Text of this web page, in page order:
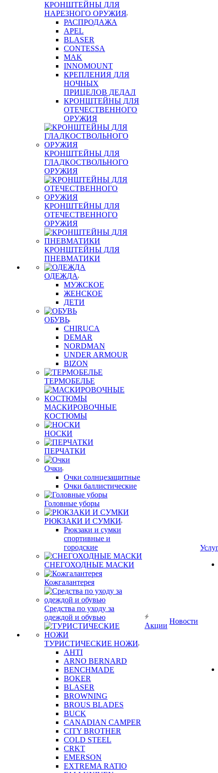
КРОНШТЕЙНЫ ДЛЯ
НАРЕЗНОГО ОРУЖИЯ
РАСПРОДАЖА
APEL
BLASER
CONTESSA
MAK
INNOMOUNT
КРЕПЛЕНИЯ ДЛЯ
НОЧНЫХ
ПРИЦЕЛОВ ДЕДАЛ
КРОНШТЕЙНЫ ДЛЯ
ОТЕЧЕСТВЕННОГО
ОРУЖИЯ
КРОНШТЕЙНЫ ДЛЯ
ГЛАДКОСТВОЛЬНОГО
ОРУЖИЯ
КРОНШТЕЙНЫ ДЛЯ
ОТЕЧЕСТВЕННОГО
ОРУЖИЯ
КРОНШТЕЙНЫ ДЛЯ
ПНЕВМАТИКИ
ОДЕЖДА
МУЖСКОЕ
ЖЕНСКОЕ
ДЕТИ
ОБУВЬ
CHIRUCA
DEMAR
NORDMAN
UNDER ARMOUR
BIZON
ТЕРМОБЕЛЬЕ
МАСКИРОВОЧНЫЕ
КОСТЮМЫ
НОСКИ
ПЕРЧАТКИ
Очки
Очки солнцезащитные
Очки баллистические
Головные уборы
РЮКЗАКИ И СУМКИ
Рюкзаки и сумки
спортивные и
городские
СНЕГОХОДНЫЕ МАСКИ
Кожгалантерея
Средства по уходу за
одеждой и обувью
ТУРИСТИЧЕСКИЕ НОЖИ
AHTI
ARNO BERNARD
BENCHMADE
BOKER
BLASER
BROWNING
BROUS BLADES
BUCK
CANADIAN CAMPER
CITY BROTHER
COLD STEEL
CRKT
EMERSON
EXTREMA RATIO
Акции
Новости